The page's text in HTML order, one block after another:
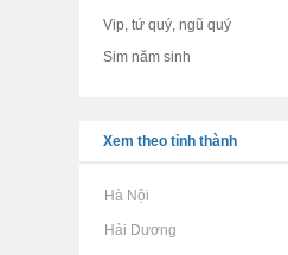
Vip, tứ quý, ngũ quý
Sim năm sinh
Xem theo tỉnh thành
Rao vặt tại Hà Nội
Rao vặt tại Hải Dương